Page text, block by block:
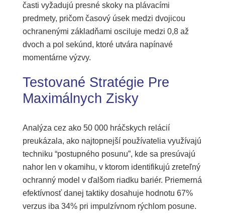
časti vyžadujú presné skoky na plávacími
predmety, pričom časový úsek medzi dvojicou
ochranenými základňami osciluje medzi 0,8 až
dvoch a pol sekúnd, ktoré utvára napínavé
momentárne výzvy.
Testované Stratégie Pre
Maximálnych Zisky
Analýza cez ako 50 000 hráčskych relácií
preukázala, ako najtopnejší používatelia využívajú
techniku “postupného posunu”, kde sa presúvajú
nahor len v okamihu, v ktorom identifikujú zreteľný
ochranný model v ďalšom riadku bariér. Priemerná
efektívnosť danej taktiky dosahuje hodnotu 67%
verzus iba 34% pri impulzívnom rýchlom posune.